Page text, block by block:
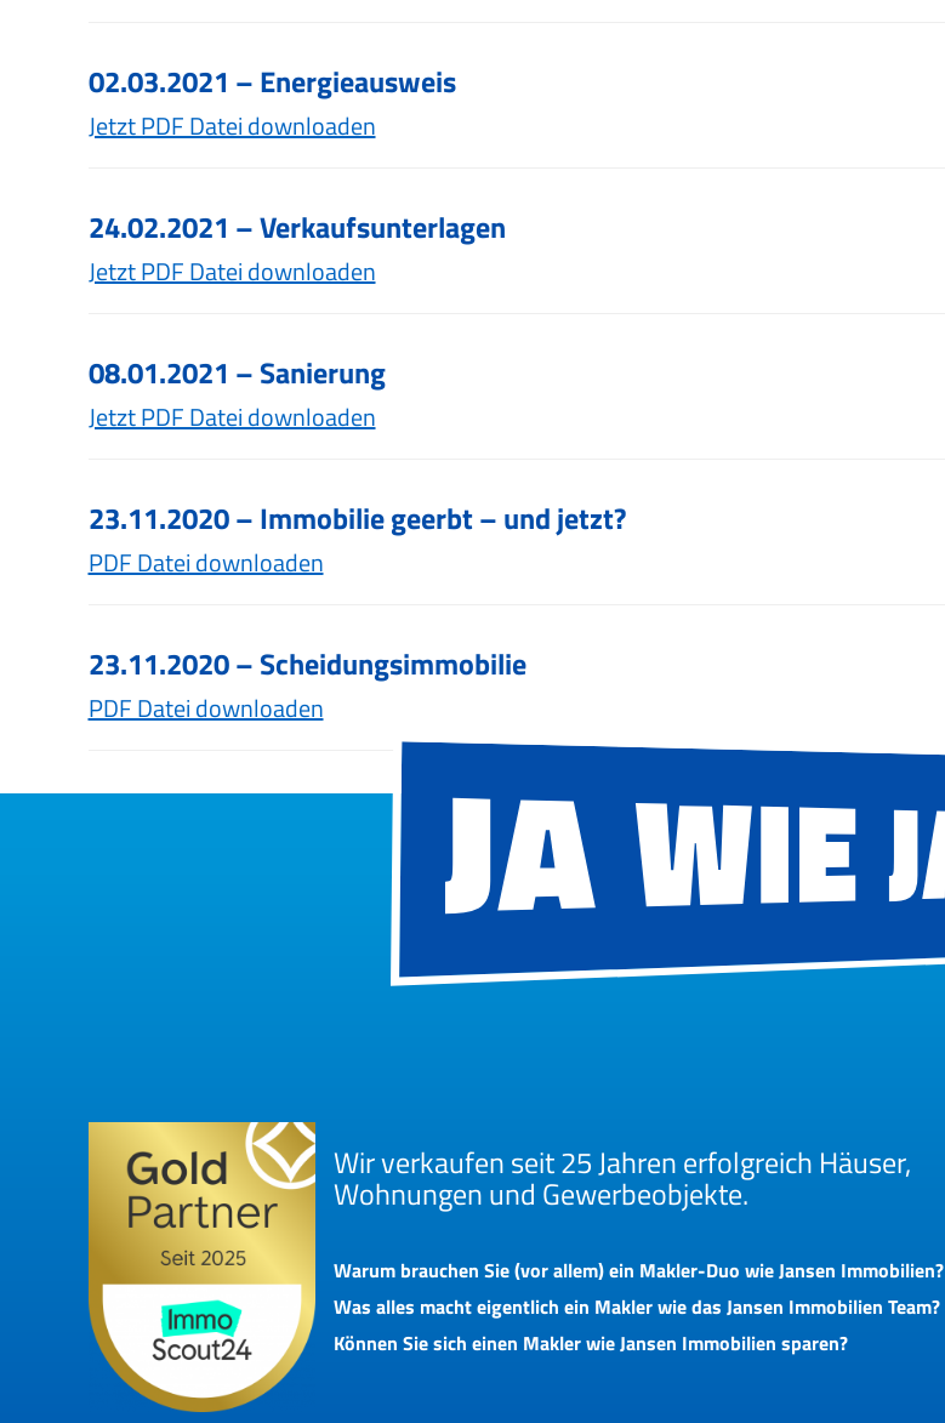
02.03.2021 – Energieausweis
Jetzt PDF Datei downloaden
24.02.2021 – Verkaufsunterlagen
Jetzt PDF Datei downloaden
08.01.2021 – Sanierung
Jetzt PDF Datei downloaden
23.11.2020 – Immobilie geerbt – und jetzt?
PDF Datei downloaden
23.11.2020 – Scheidungsimmobilie
PDF Datei downloaden
Wir verkaufen seit 25 Jahren erfolgreich Häuser,
Wohnungen und Gewerbeobjekte.
Warum brauchen Sie (vor allem) ein Makler-Duo wie Jansen Immobilien?
Was alles macht eigentlich ein Makler wie das Jansen Immobilien Team?
Können Sie sich einen Makler wie Jansen Immobilien sparen?